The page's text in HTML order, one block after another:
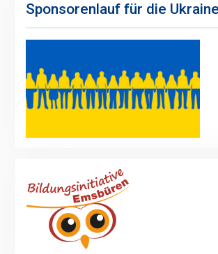
Sponsorenlauf für die Ukraine